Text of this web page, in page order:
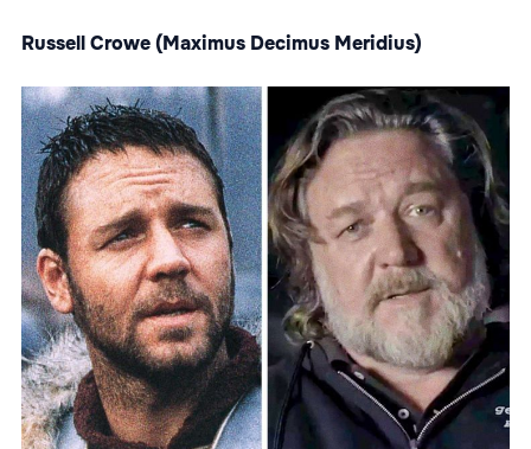
Russell Crowe (Maximus Decimus Meridius)